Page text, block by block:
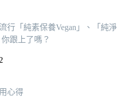
行「純素保養Vegan」、「純淨
跟上了嗎？
心得